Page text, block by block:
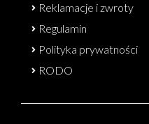
Reklamacje i zwroty
Regulamin
Polityka prywatności
RODO